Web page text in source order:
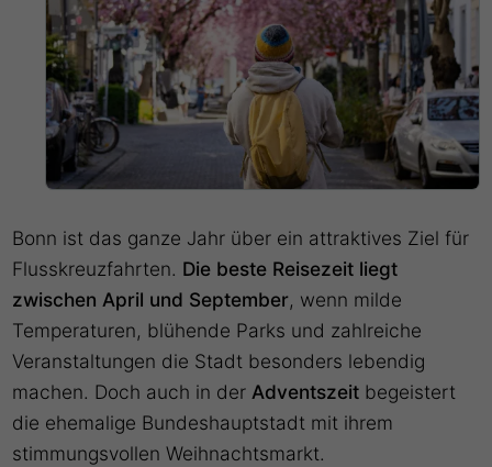
Bonn ist das ganze Jahr über ein attraktives Ziel für
Flusskreuzfahrten. Die beste Reisezeit liegt
zwischen April und September, wenn milde
Temperaturen, blühende Parks und zahlreiche
Veranstaltungen die Stadt besonders lebendig
machen. Doch auch in derAdventszeit begeistert
die ehemalige Bundeshauptstadt mit ihrem
stimmungsvollen Weihnachtsmarkt.